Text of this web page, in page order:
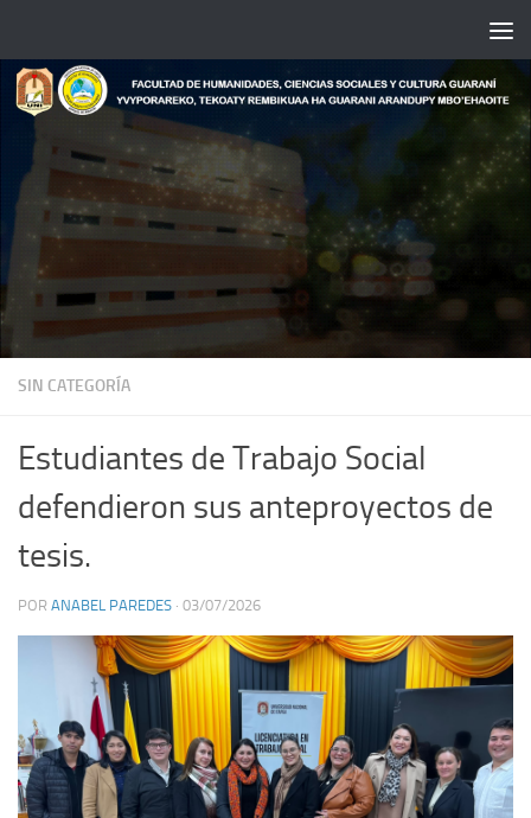
SIN CATEGORÍA
Estudiantes de Trabajo Social
defendieron sus anteproyectos de
tesis.
POR ANABEL PAREDES · 03/07/2026